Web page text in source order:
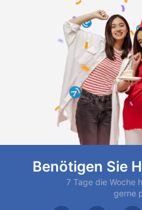
Benötigen Sie
7 Tage die Woche
gerne